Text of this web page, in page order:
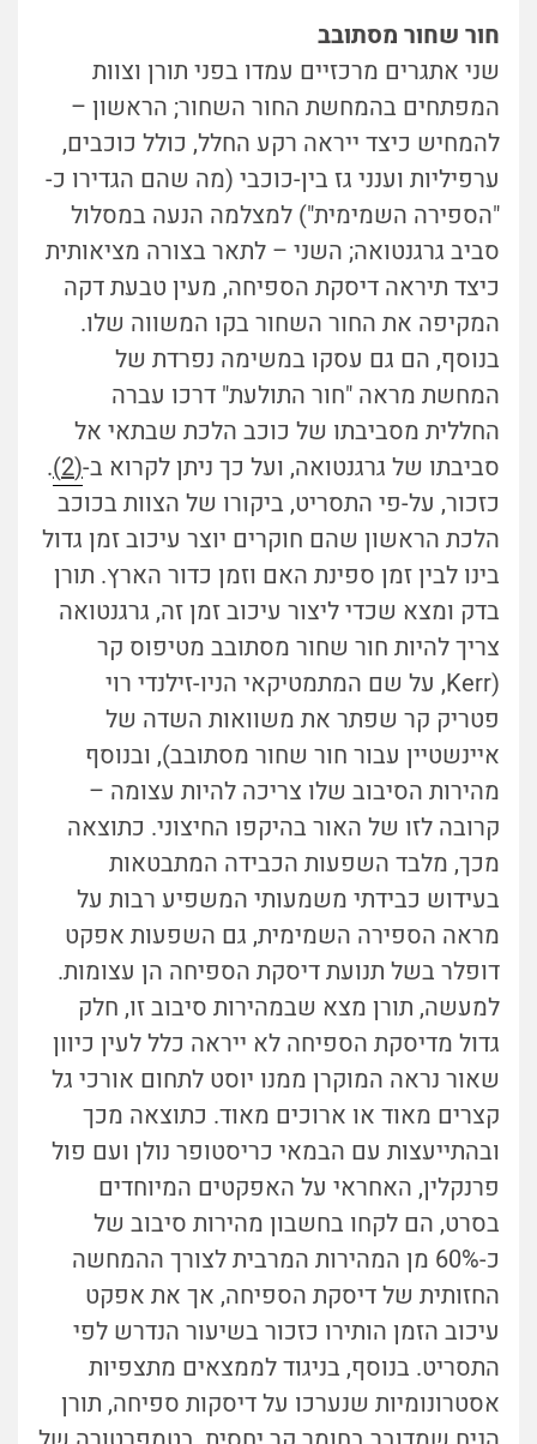
חור שחור מסתובב
שני אתגרים מרכזיים עמדו בפני תורן וצוות
המפתחים בהמחשת החור השחור; הראשון –
להמחיש כיצד ייראה רקע החלל, כולל כוכבים,
ערפיליות וענני גז בין-כוכבי (מה שהם הגדירו כ-
"הספירה השמימית") למצלמה הנעה במסלול
סביב גרגנטואה; השני – לתאר בצורה מציאותית
כיצד תיראה דיסקת הספיחה, מעין טבעת דקה
המקיפה את החור השחור בקו המשווה שלו.
בנוסף, הם גם עסקו במשימה נפרדת של
המחשת מראה "חור התולעת" דרכו עברה
החללית מסביבתו של כוכב הלכת שבתאי אל
סביבתו של גרגנטואה, ועל כך ניתן לקרוא ב-(2)
.
כזכור, על-פי התסריט, ביקורו של הצוות בכוכב
הלכת הראשון שהם חוקרים יוצר עיכוב זמן גדול
בינו לבין זמן ספינת האם וזמן כדור הארץ. תורן
בדק ומצא שכדי ליצור עיכוב זמן זה, גרגנטואה
צריך להיות חור שחור מסתובב מטיפוס קר
(Kerr, על שם המתמטיקאי הניו-זילנדי רוי
פטריק קר שפתר את משוואות השדה של
איינשטיין עבור חור שחור מסתובב), ובנוסף
מהירות הסיבוב שלו צריכה להיות עצומה –
קרובה לזו של האור בהיקפו החיצוני. כתוצאה
מכך, מלבד השפעות הכבידה המתבטאות
בעידוש כבידתי משמעותי המשפיע רבות על
מראה הספירה השמימית, גם השפעות אפקט
דופלר בשל תנועת דיסקת הספיחה הן עצומות.
למעשה, תורן מצא שבמהירות סיבוב זו, חלק
גדול מדיסקת הספיחה לא ייראה כלל לעין כיוון
שאור נראה המוקרן ממנו יוסט לתחום אורכי גל
קצרים מאוד או ארוכים מאוד. כתוצאה מכך
ובהתייעצות עם הבמאי כריסטופר נולן ועם פול
פרנקלין, האחראי על האפקטים המיוחדים
בסרט, הם לקחו בחשבון מהירות סיבוב של
כ-60% מן המהירות המרבית לצורך ההמחשה
החזותית של דיסקת הספיחה, אך את אפקט
עיכוב הזמן הותירו כזכור בשיעור הנדרש לפי
התסריט. בנוסף, בניגוד לממצאים מתצפיות
אסטרונומיות שנערכו על דיסקות ספיחה, תורן